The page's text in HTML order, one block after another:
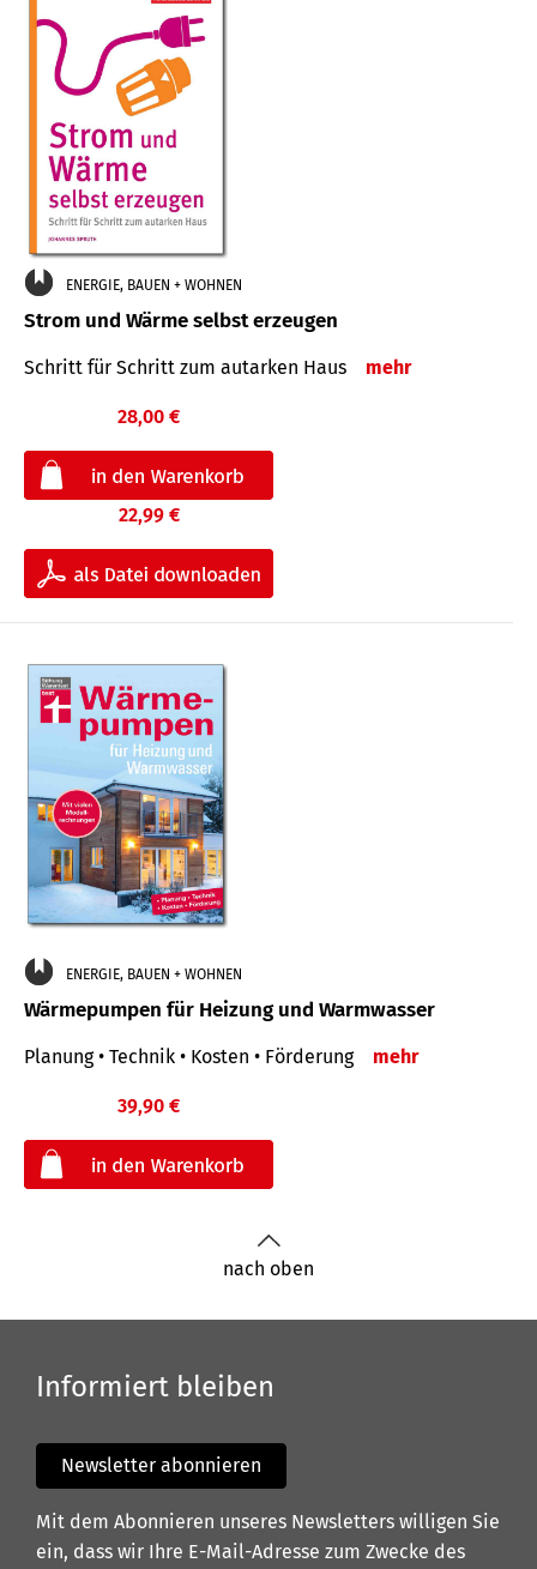
ENERGIE, BAUEN + WOHNEN
Strom und Wärme selbst erzeugen
Schritt für Schritt zum autarken Haus mehr
28,00 €
22,99 €
ENERGIE, BAUEN + WOHNEN
Wärmepumpen für Heizung und Warmwasser
Planung • Technik • Kosten • Förderung mehr
39,90 €
nach oben
Informiert bleiben
Newsletter abonnieren
Mit dem Abonnieren unseres Newsletters willigen Sie
ein, dass wir Ihre E-Mail-Adresse zum Zwecke des